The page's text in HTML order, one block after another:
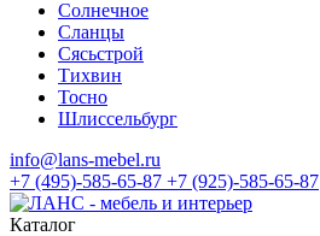
Солнечное
Сланцы
Сясьстрой
Тихвин
Тосно
Шлиссельбург
info@lans-mebel.ru
+7 (495)-585-65-87 +7 (925)-585-65-87
Каталог